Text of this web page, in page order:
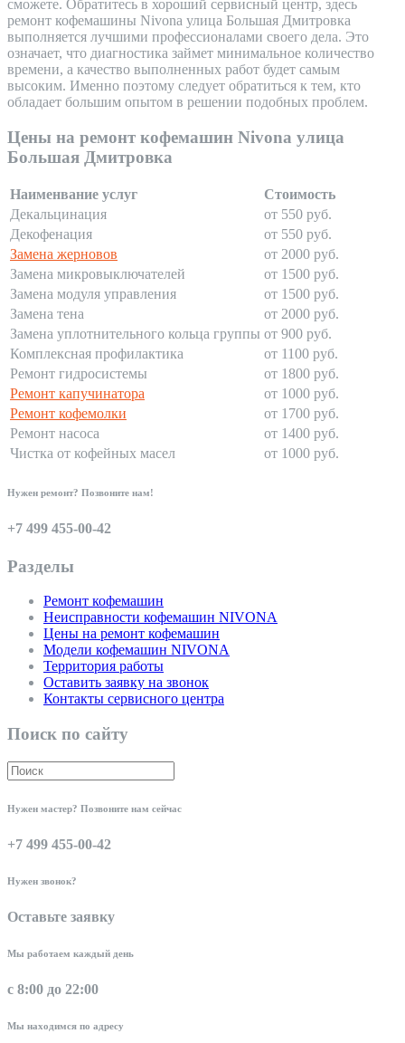
сможете. Обратитесь в хороший сервисный центр, здесь
ремонт кофемашины Nivona улица Большая Дмитровка
выполняется лучшими профессионалами своего дела. Это
означает, что диагностика займет минимальное количество
времени, а качество выполненных работ будет самым
высоким. Именно поэтому следует обратиться к тем, кто
обладает большим опытом в решении подобных проблем.
Цены на ремонт кофемашин Nivona улица
Большая Дмитровка
Наименвание услуг
Стоимость
Декальцинация
от 550 руб.
Декофенация
от 550 руб.
Замена жерновов
от 2000 руб.
Замена микровыключателей
от 1500 руб.
Замена модуля управления
от 1500 руб.
Замена тена
от 2000 руб.
Замена уплотнительного кольца группы от 900 руб.
Комплексная профилактика
от 1100 руб.
Ремонт гидросистемы
от 1800 руб.
Ремонт капучинатора
от 1000 руб.
Ремонт кофемолки
от 1700 руб.
Ремонт насоса
от 1400 руб.
Чистка от кофейных масел
от 1000 руб.
Нужен ремонт? Позвоните нам!
+7 499 455-00-42
Разделы
Ремонт кофемашин
Неисправности кофемашин NIVONA
Цены на ремонт кофемашин
Модели кофемашин NIVONA
Территория работы
Оставить заявку на звонок
Контакты сервисного центра
Поиск по сайту
Нужен мастер? Позвоните нам сейчас
+7 499 455-00-42
Нужен звонок?
Оставьте заявку
Мы работаем каждый день
с 8:00 до 22:00
Мы находимся по адресу